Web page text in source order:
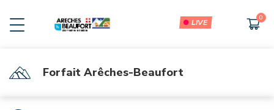
LIVE
Forfait Arêches-Beaufort
RECHARGEMENT USCA